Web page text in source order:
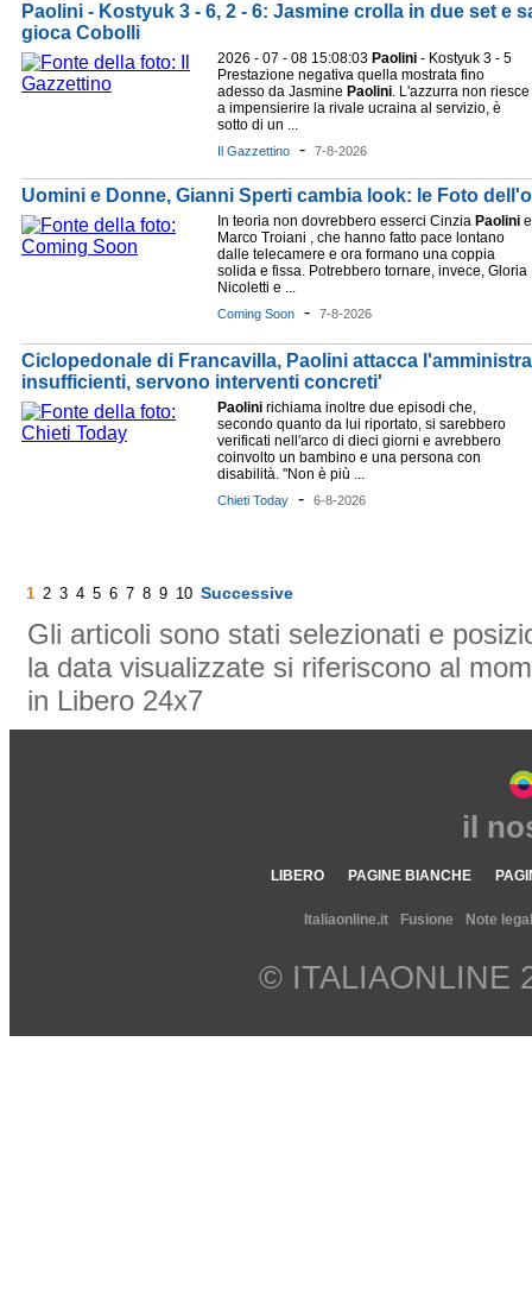
Paolini - Kostyuk 3 - 6, 2 - 6: Jasmine crolla in due set e
gioca Cobolli
2026 - 07 - 08 15:08:03 Paolini - Kostyuk 3 - 5
Prestazione negativa quella mostrata fino
adesso da Jasmine Paolini. L'azzurra non riesce
a impensierire la rivale ucraina al servizio, è
sotto di un ...
Il Gazzettino - 7-8-2026
Uomini e Donne, Gianni Sperti cambia look: le Foto
In teoria non dovrebbero esserci Cinzia Paolini e
Marco Troiani , che hanno fatto pace lontano
dalle telecamere e ora formano una coppia
solida e fissa. Potrebbero tornare, invece, Gloria
Nicoletti e ...
Coming Soon - 7-8-2026
Ciclopedonale di Francavilla, Paolini attacca
insufficienti, servono interventi concreti'
Paolini richiama inoltre due episodi che,
secondo quanto da lui riportato, si sarebbero
verificati nell'arco di dieci giorni e avrebbero
coinvolto un bambino e una persona con
disabilità. "Non è più ...
Chieti Today - 6-8-2026
1 2 3 4 5 6 7 8 9 10 Successive
Gli articoli sono stati selezionati e
la data visualizzate si riferiscono al
in Libero 24x7
il
LIBERO PAGINE BIANCHE
Italiaonline.it Fusione Note
© ITALIAONLINE